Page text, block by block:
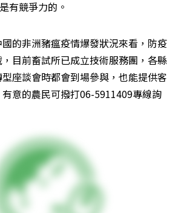
有競爭力的。
的非洲豬瘟疫情爆發狀況來看，防疫
目前畜試所已成立技術服務團，各縣
座談會時都會到場參與，也能提供客
意的農民可撥打06-5911409專線詢